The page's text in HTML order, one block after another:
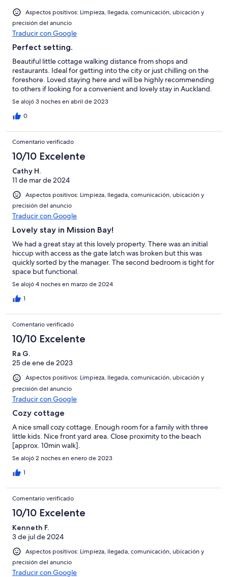
Aspectos positivos: Limpieza, llegada, comunicación, ubicación y
precisión del anuncio
Traducir con Google
Perfect setting.
Beautiful little cottage walking distance from shops and
restaurants. Ideal for getting into the city or just chilling on the
foreshore. Loved staying here and will be highly recommending
to others if looking for a convenient and lovely stay in Auckland.
Se alojó 3 noches en abril de 2023
0
Comentario verificado
10/10 Excelente
Cathy H.
11 de mar de 2024
Aspectos positivos: Limpieza, llegada, comunicación, ubicación y
precisión del anuncio
Traducir con Google
Lovely stay in Mission Bay!
We had a great stay at this lovely property. There was an initial
hiccup with access as the gate latch was broken but this was
quickly sorted by the manager. The second bedroom is tight for
space but functional.
Se alojó 4 noches en marzo de 2024
1
Comentario verificado
10/10 Excelente
Ra G.
25 de ene de 2023
Aspectos positivos: Limpieza, llegada, comunicación, ubicación y
precisión del anuncio
Traducir con Google
Cozy cottage
A nice small cozy cottage. Enough room for a family with three
little kids. Nice front yard area. Close proximity to the beach
[approx. 10min walk].
Se alojó 2 noches en enero de 2023
1
Comentario verificado
10/10 Excelente
Kenneth F.
3 de jul de 2024
Aspectos positivos: Limpieza, llegada, comunicación, ubicación y
precisión del anuncio
Traducir con Google